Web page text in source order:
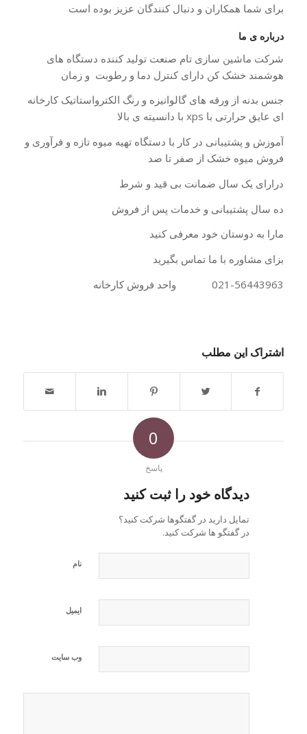
برای شما همکاران و دنبال کنندگان عزیز بوده است
درباره ی ما
شرکت ماشین سازی تام صنعت تولید کننده دستگاه های
هوشمند خشک کن دارای کنترل دما و رطوبت و زمان
جنس بدنه از ورقه های گالوانیزه و رنگ الکترواستاتیک کارخانه
ای عایق حرارتی با xps با دانسیته ی بالا
آموزش و پشتیبانی در کار با دستگاه تهیه میوه تازه و فرآوری و
فروش میوه خشک از صفر تا صد
درارای یک سال ضمانت بی قید و شرط
ده سال پشتیبانی و خدمات پس از فروش
مارا به دوستان خود معرفی کنید
بزای مشاوره با ما تماس بگیرید
021-56443963 واحد فروش کارخانه
اشتراک این مطلب
0
پاسخ
دیدگاه خود را ثبت کنید
تمایل دارید در گفتگوها شرکت کنید؟
در گفتگو ها شرکت کنید.
نام
ایمیل
وب‌ سایت